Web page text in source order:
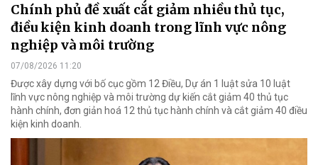
Chính phủ đề xuất cắt giảm nhiều thủ tục,
điều kiện kinh doanh trong lĩnh vực nông
nghiệp và môi trường
07/08/2026 11:20
Được xây dựng với bố cục gồm 12 Điều, Dự án 1 luật sửa 10 luật
lĩnh vực nông nghiệp và môi trường dự kiến cắt giảm 40 thủ tục
hành chính, đơn giản hoá 12 thủ tục hành chính và cắt giảm 40 điều
kiện kinh doanh.